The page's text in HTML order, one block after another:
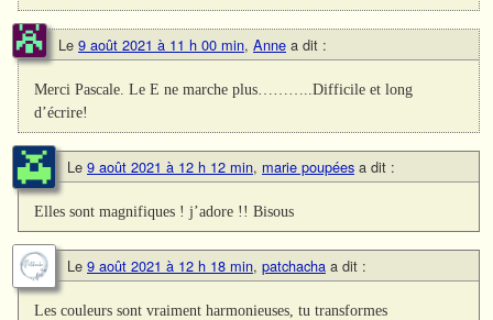
Le 9 août 2021 à 11 h 00 min, Anne a dit :
Merci Pascale. Le E ne marche plus………..Difficile et long
d’écrire!
Le 9 août 2021 à 12 h 12 min, marie poupées a dit :
Elles sont magnifiques ! j’adore !! Bisous
Le 9 août 2021 à 12 h 18 min, patchacha a dit :
Les couleurs sont vraiment harmonieuses, tu transformes